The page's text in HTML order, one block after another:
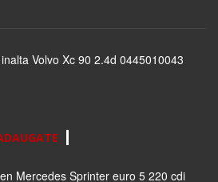
Volvo Xc 90 2.4d 0445010043
Mercedes Sprinter euro 5 220 cdi